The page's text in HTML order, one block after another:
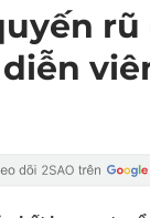
diễn